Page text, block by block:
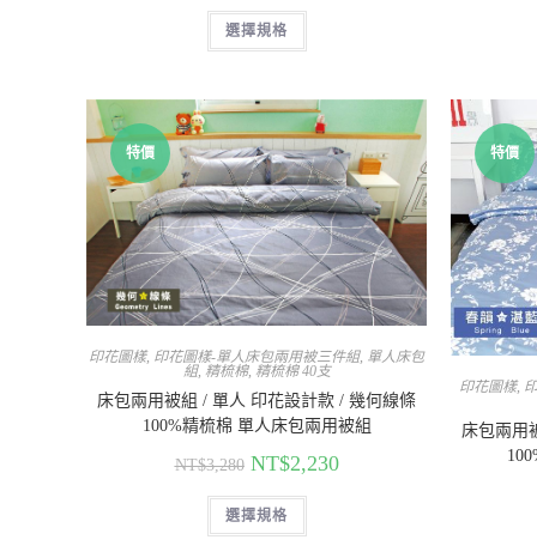
選擇規格
特價
印花圖樣, 印花圖樣-單人床包兩用被三件組, 單人床包
組, 精梳棉, 精梳棉 40支
床包兩用被組 / 單人 印花設計款 / 幾何線條
100%精梳棉 單人床包兩用被組
NT$3,280 NT$2,230
選擇規格
特價
印花圖樣,
床包兩用